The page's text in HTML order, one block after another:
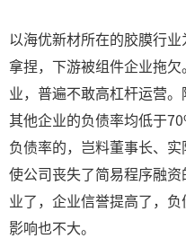
以海优新材所在的胶膜行
拿捏，下游被组件企业拖
业，普遍不敢高杠杆运营。
其他企业的负债率均低于
负债率的，岂料董事长、实
使公司丧失了简易程序融
业了，企业信誉提高了，
影响也不大。